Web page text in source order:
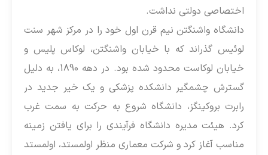
اختصاصی دولتی نداشت.
دانشگاه واشنگتن نیم قرن اول خود را در مرکز شهر سنت
لوئیس گذراند که با خیابان واشنگتن، لوکاس پلیس و
خیابان لوکاست محدود شده بود. در دهه 1890، به دلیل
گسترش چشمگیر دانشکده پزشکی و یک خیر جدید در
رابرت بروکینگز، دانشگاه شروع به حرکت به سمت غرب
کرد. هیئت مدیره دانشگاه فرآیندی را برای یافتن زمینه
مناسب آغاز کرد و شرکت معماری منظر اولمستد، اولمستد